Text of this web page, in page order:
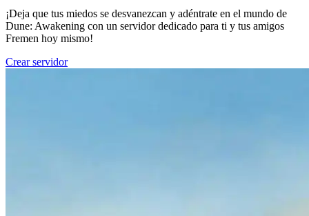
¡Deja que tus miedos se desvanezcan y adéntrate en el mundo de
Dune: Awakening con un servidor dedicado para ti y tus amigos
Fremen hoy mismo!
Crear servidor